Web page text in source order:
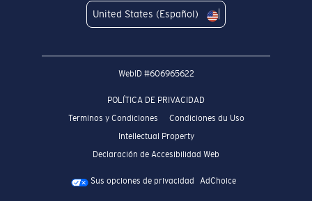
United States (Español)
WebID #606965622
POLÍTICA DE PRIVACIDAD
Terminos y Condiciones
Condiciones du Uso
Intellectual Property
Declaración de Accesibilidad Web
Sus opciones de privacidad AdChoice